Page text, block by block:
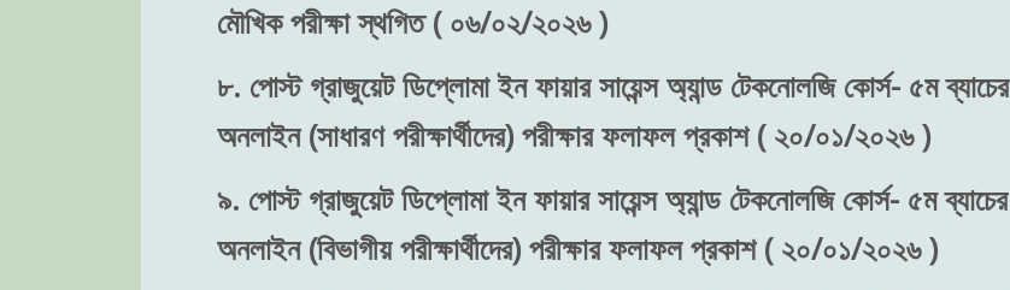
মৌখিক পরীক্ষা স্থগিত ( ০৬/০২/২০২৬ )
৮. পোস্ট গ্রাজুয়েট ডিপ্লোমা ইন ফায়ার সায়েন্স অ্যান্ড টেকনোলজি কোর্স- ৫ম ব্যাচের
অনলাইন (সাধারণ পরীক্ষার্থীদের) পরীক্ষার ফলাফল প্রকাশ ( ২০/০১/২০২৬ )
৯. পোস্ট গ্রাজুয়েট ডিপ্লোমা ইন ফায়ার সায়েন্স অ্যান্ড টেকনোলজি কোর্স- ৫ম ব্যাচের
অনলাইন (বিভাগীয় পরীক্ষার্থীদের) পরীক্ষার ফলাফল প্রকাশ ( ২০/০১/২০২৬ )